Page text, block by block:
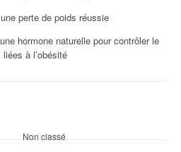
perte de poids réussie
hormone naturelle pour contrôler le
à l’obésité
Non classé